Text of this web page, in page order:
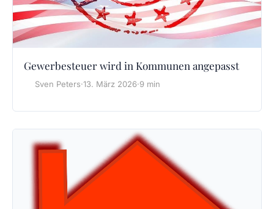
Gewerbesteuer wird in Kommunen angepasst
Sven Peters·13. März 2026·9 min